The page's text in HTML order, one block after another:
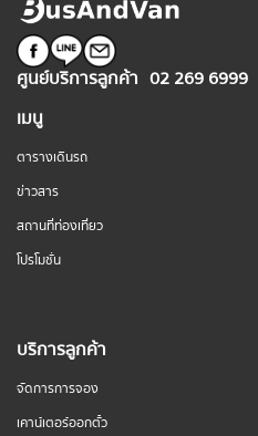
ศูนย์บริการลูกค้า 02 269 6999
เมนู
ตารางเดินรถ
ข่าวสาร
สถานที่ท่องเที่ยว
โปรโมชั่น
บริการลูกค้า
จัดการการจอง
เคาน์เตอร์ออกตั๋ว